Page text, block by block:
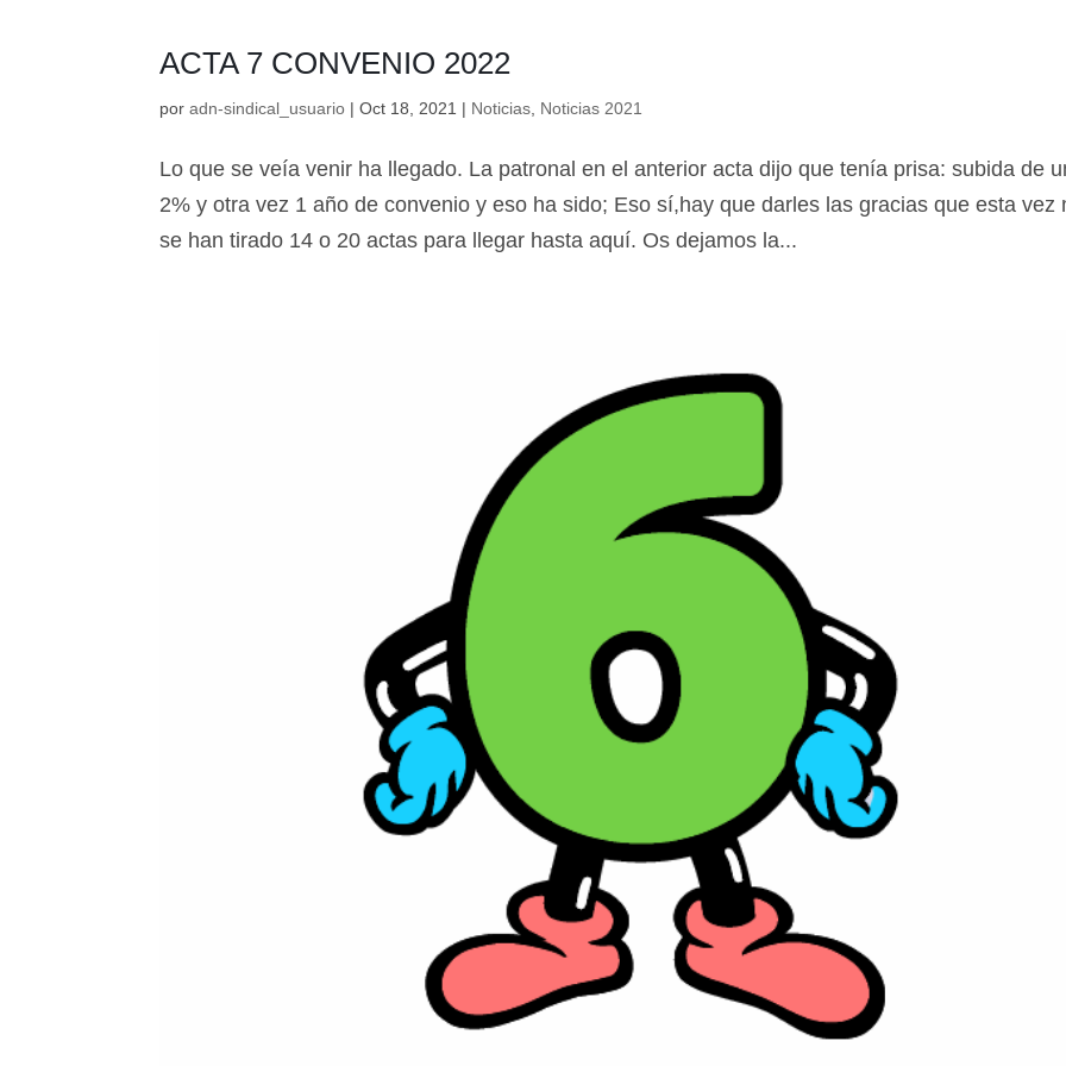
ACTA 7 CONVENIO 2022
poradn-sindical_usuario |Oct 18, 2021 | Noticias Noticias 2021
Lo que se veía venir ha llegado. La patronal en el anterior acta dijo que tenía prisa: subida de
2% y otra vez 1 año de convenio y eso ha sido; Eso sí,hay que darles las gracias que esta vez
se han tirado 14 o 20 actas para llegar hasta aquí. Os dejamos la...
🔄 Menú
ℹ️ Consulta General a Sede (Email)
🤖 Dudas Rápidas del Convenio (IA)
📊 Herramienta: Tabla Salarial PDF
📄 Herramienta: Generador Plantillas
✊ Trámite: Afiliarse al Sindicato
📍 Info: Horarios y Contacto Sede